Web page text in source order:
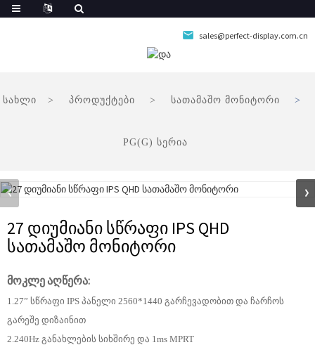
sales@perfect-display.com.cn
სახლი პროდუქტები სათამაშო მონიტორი
PG(G) სერია
27 დიუმიანი სწრაფი IPS QHD
სათამაშო მონიტორი
მოკლე აღწერა:
1.27” სწრაფი IPS პანელი 2560*1440 გარჩევადობით და ჩარჩოს
გარეშე დიზაინით
2.240Hz განახლების სიხშირე და 1ms MPRT